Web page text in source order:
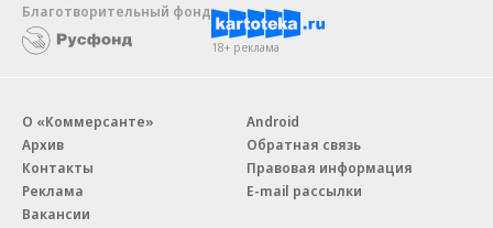
Благотворительный фонд
18+ реклама
О «Коммерсанте»
Архив
Контакты
Реклама
Вакансии
Android
Обратная связь
Правовая информация
E-mail рассылки